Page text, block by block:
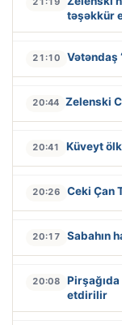
təşəkkür
21:10 Vətəndaş
20:44 Zelenski
20:41 Küveyt
20:26 Ceki Çan
20:17 Sabahın
20:08
etdirilir